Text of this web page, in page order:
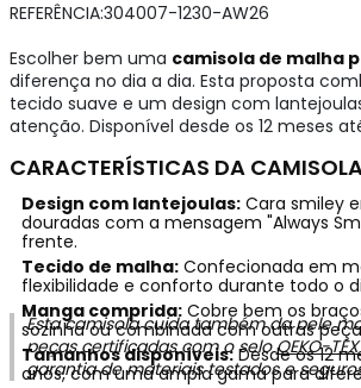
REFERÊNCIA:304007-1230-AW26
Escolher bem uma camisola de malha
diferença no dia a dia. Esta proposta
tecido suave e um design com
atenção. Disponível desde os 12 meses
CARACTERÍSTICAS DA
Design com lantejoulas:Cara smiley
douradas com a mensagem "Always
frente.
Tecido de malha:Confecionada em
flexibilidade e conforto durante todo o
Manga comprida:Cobre bem os
sozinha ou combinada com outras
Tamanhos disponíveis:Desde os 12
anos, com uma ampla gama para
Esta camisola cuida também da pele
peças certificadas com o seloOEKO-
garantia de materiais testados e